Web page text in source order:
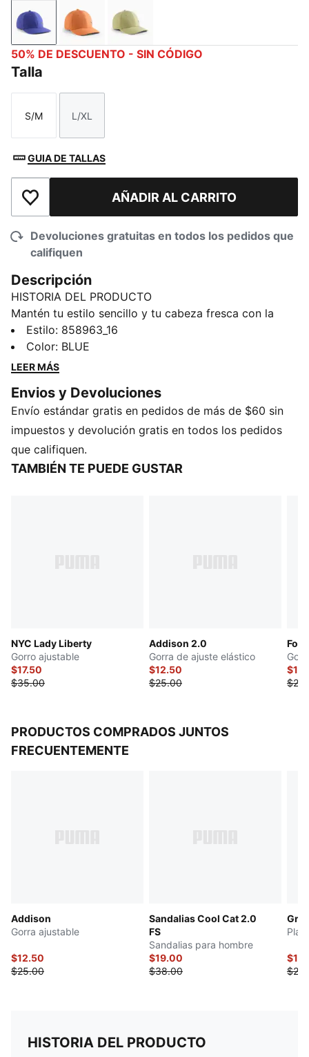
BLUE DARK ORANGEMEDIUM GREEN
50% DE DESCUENTO - SIN CÓDIGO
Talla
Talla
S/M
Talla
L/XL
GUIA DE TALLAS
Añadir a la lista de deseosAÑADIR AL CARRITO
Devoluciones gratuitas en todos los pedidos que
califiquen
Descripción
HISTORIA DEL PRODUCTO
Mantén tu estilo sencillo y tu cabeza fresca con la
gorra Sonic Stretch Fit. Esta clásica gorra está
construida con un material flexible que se estira y se
expandirá a medida.
Visera curva
Ícono PUMA Cat en la parte delantera
Inscripción PUMA en la parte trasera
Estilo: 858963_16
Color: BLUE
LEER MÁS
Envios y Devoluciones
Envío estándar gratis en pedidos de más de $60 sin
impuestos y devolución gratis en todos los pedidos
que califiquen.
TAMBIÉN TE PUEDE GUSTAR
NYC Lady Liberty
Gorro ajustable
$17.50
$35.00
Addison 2.0
Gorra de ajuste elástico
$12.50
$25.00
PRODUCTOS COMPRADOS JUNTOS
FRECUENTEMENTE
Addison
Gorra ajustable
$12.50
$25.00
Sandalias Cool Cat 2.0
FS
Sandalias para hombre
$19.00
$38.00
HISTORIA DEL PRODUCTO